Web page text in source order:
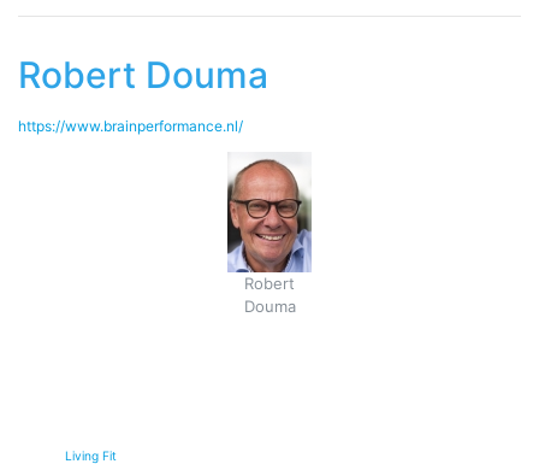
Robert Douma
https://www.brainperformance.nl/
Robert
Douma
Living Fit